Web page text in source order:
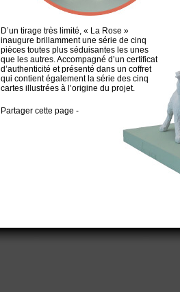
D’un tirage très limité, « La Rose »
inaugure brillamment une série de cinq
pièces toutes plus séduisantes les unes
que les autres. Accompagné d’un certificat
d’authenticité et présenté dans un coffret
qui contient également la série des cinq
cartes illustrées à l’origine du projet.
Partager cette page -